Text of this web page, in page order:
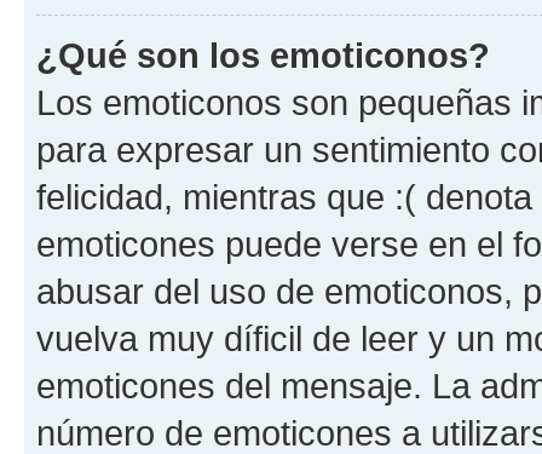
¿Qué son los emoticonos?
Los emoticonos son pequeñas
para expresar un sentimiento
felicidad, mientras que :(
emoticones puede verse en el
abusar del uso de emoticonos,
vuelva muy díficil de leer y un
emoticones del mensaje. La
número de emoticones a